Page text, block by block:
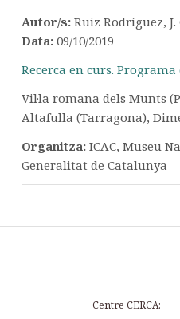
Autor/s: Ruiz Rodríguez,
Data: 09/10/2019
Recerca en curs.
Vil·la romana dels Munts
Altafulla (Tarragona),
Organitza: ICAC, Museu
Generalitat de Catalunya
Centre CERCA: